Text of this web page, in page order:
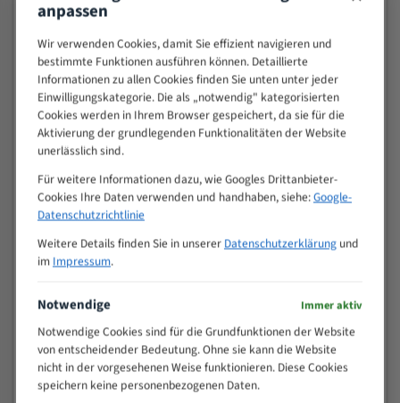
20
30
4/5
50
80
> 100
VOLLMATERIAL
M (mm)
Zähne pro
Zoll (ZpZ))
>
10/14
15 - 40
8/12
25 - 50
35 - 70
80 - 180
3/4
130 -
350
2/3
anpassen
Wir verwenden Cookies, damit Sie effizient navigieren und
bestimmte Funktionen ausführen können. Detaillierte
Informationen zu allen Cookies finden Sie unten unter jeder
Einwilligungskategorie. Die als „notwendig" kategorisierten
Cookies werden in Ihrem Browser gespeichert, da sie für die
Aktivierung der grundlegenden Funktionalitäten der Website
unerlässlich sind.
Für weitere Informationen dazu, wie Googles Drittanbieter-
Cookies Ihre Daten verwenden und handhaben, siehe:Google-
Datenschutzrichtlinie
Weitere Details finden Sie in unserer Datenschutzerklärungund
im Impressum.
Notwendige Immer aktiv
Notwendige Cookies sind für die Grundfunktionen der Website
von entscheidender Bedeutung. Ohne sie kann die Website
nicht in der vorgesehenen Weise funktionieren. Diese Cookies
speichern keine personenbezogenen Daten.